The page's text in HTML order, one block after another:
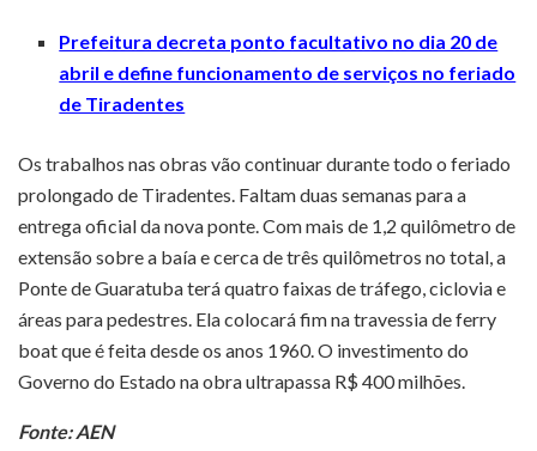
Prefeitura decreta ponto facultativo no dia 20 de
abril e define funcionamento de serviços no feriado
de Tiradentes
Os trabalhos nas obras vão continuar durante todo o feriado
prolongado de Tiradentes. Faltam duas semanas para a
entrega oficial da nova ponte. Com mais de 1,2 quilômetro de
extensão sobre a baía e cerca de três quilômetros no total, a
Ponte de Guaratuba terá quatro faixas de tráfego, ciclovia e
áreas para pedestres. Ela colocará fim na travessia de ferry
boat que é feita desde os anos 1960. O investimento do
Governo do Estado na obra ultrapassa R$ 400 milhões.
Fonte: AEN